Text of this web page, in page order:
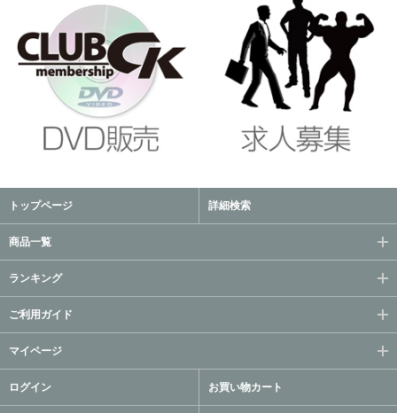
トップページ 詳細検索
商品一覧
ランキング
ご利用ガイド
マイページ
ログイン お買い物カート